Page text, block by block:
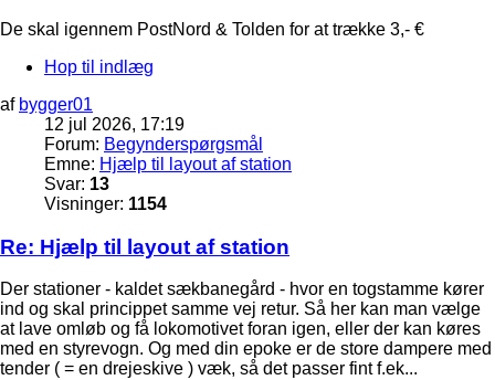
De skal igennem PostNord & Tolden for at trække 3,- €
Hop til indlæg
af bygger01
12 jul 2026, 17:19
Forum: Begynderspørgsmål
Emne: Hjælp til layout af station
Svar: 13
Visninger: 1154
Re: Hjælp til layout af station
Der stationer - kaldet sækbanegård - hvor en togstamme kører
ind og skal princippet samme vej retur. Så her kan man vælge
at lave omløb og få lokomotivet foran igen, eller der kan køres
med en styrevogn. Og med din epoke er de store dampere med
tender ( = en drejeskive ) væk, så det passer fint f.ek...